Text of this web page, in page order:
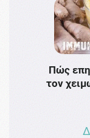
Πώς
τον